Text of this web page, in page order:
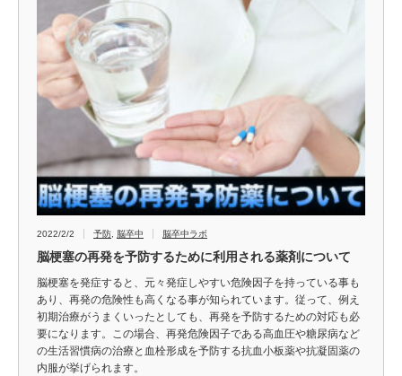
2022/2/2 予防 脳卒中 脳卒中ラボ
脳梗塞の再発を予防するために利用される薬剤について
脳梗塞を発症すると、元々発症しやすい危険因子を持っている事も
あり、再発の危険性も高くなる事が知られています。従って、例え
初期治療がうまくいったとしても、再発を予防するための対応も必
要になります。この場合、再発危険因子である高血圧や糖尿病など
の生活習慣病の治療と血栓形成を予防する抗血小板薬や抗凝固薬の
内服が挙げられます。